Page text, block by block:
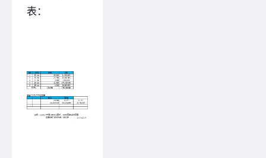
表：